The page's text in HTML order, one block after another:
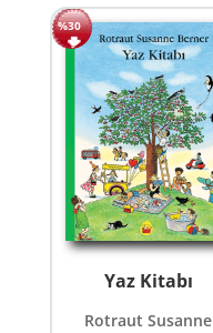
Yaz Kitabı
Rotraut Susanne
%30